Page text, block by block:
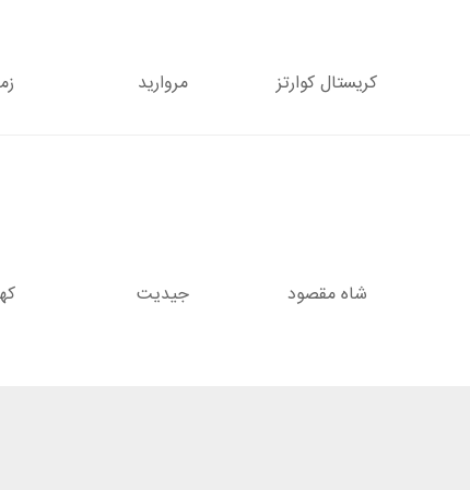
کریستال کوارتز مروارید
شاه مقصود جیدیت